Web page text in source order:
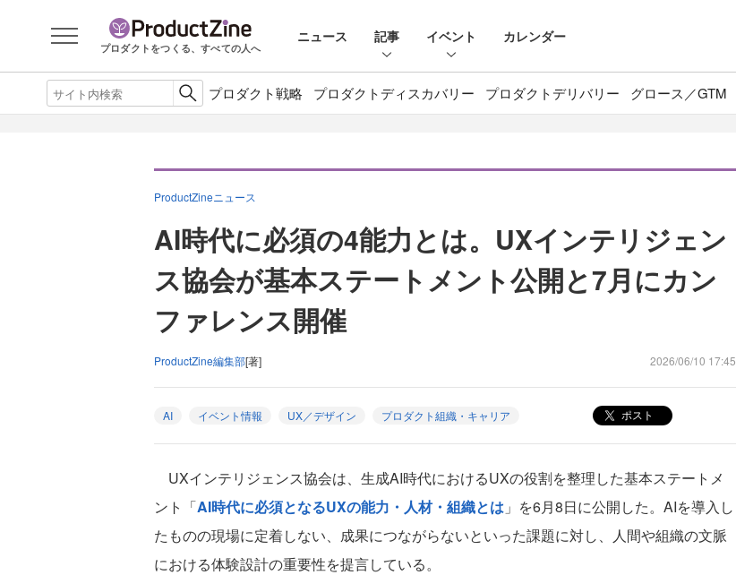
プロダクトをつくる、すべての人へ
ニュース 記事 イベント カレンダー
プロダクト戦略 プロダクトディスカバリー プロダクトデリバリー グロース／GTM
ProductZineニュース
AI時代に必須の4能力とは。UXインテリジェン
ス協会が基本ステートメント公開と7月にカン
ファレンス開催
ProductZine編集部[著] 2026/06/10 17:45
AI イベント情報 UX／デザイン プロダクト組織・キャリア ポスト
UXインテリジェンス協会は、生成AI時代におけるUXの役割を整理した基本ステートメ
ント「AI時代に必須となるUXの能力・人材・組織とは 」を6月8日に公開した。AIを導入し
たものの現場に定着しない、成果につながらないといった課題に対し、人間や組織の文脈
における体験設計の重要性を提言している。